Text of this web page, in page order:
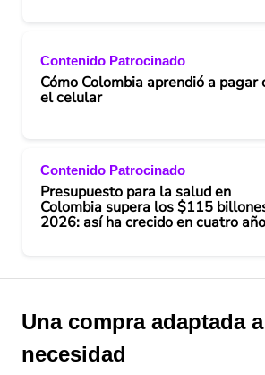
Contenido Patrocinado
Cómo Colombia aprendió a pagar
el celular
Contenido Patrocinado
Presupuesto para la salud en
Colombia supera los $115
2026: así ha crecido en cuatro
Una compra adaptada
necesidad